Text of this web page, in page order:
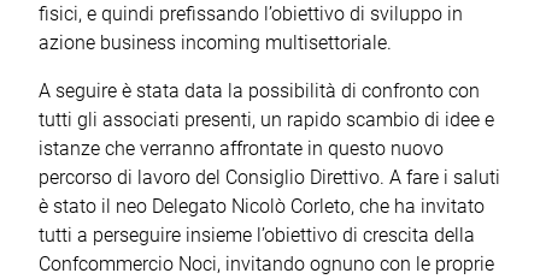
fisici, e quindi prefissando l’obiettivo di sviluppo in
azione business incoming multisettoriale.
A seguire è stata data la possibilità di confronto con
tutti gli associati presenti, un rapido scambio di idee e
istanze che verranno affrontate in questo nuovo
percorso di lavoro del Consiglio Direttivo. A fare i saluti
è stato il neo Delegato Nicolò Corleto, che ha invitato
tutti a perseguire insieme l’obiettivo di crescita della
Confcommercio Noci, invitando ognuno con le proprie